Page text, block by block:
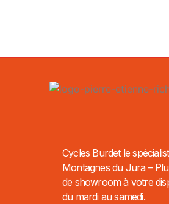
Cycles Burdet le
Montagnes du Jura –
de showroom à votre
du mardi au samedi.